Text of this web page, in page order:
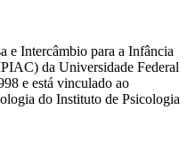
e Intercâmbio para a Infância
da Universidade Federal
e está vinculado ao
do Instituto de Psicologia